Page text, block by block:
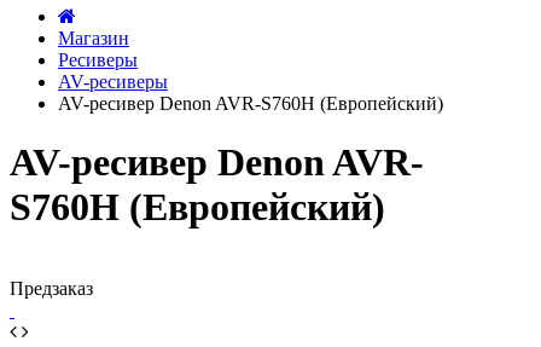
Магазин
Ресиверы
AV-ресиверы
AV-ресивер Denon AVR-S760H (Европейский)
AV-ресивер Denon AVR-
S760H (Европейский)
Предзаказ